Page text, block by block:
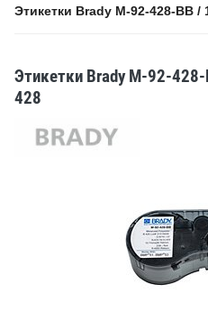
Этикетки Brady M-92-428-BB /
Этикетки Brady M-92-
428